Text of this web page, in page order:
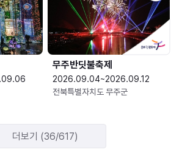
무주반딧불축제
2026.09.04~2026.09.12
전북특별자치도 무주군
더보기 (36/617)